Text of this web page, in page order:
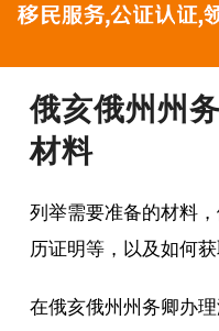
俄亥俄州州
材料
列举需要准备的材料
历证明等，以及如何
在俄亥俄州州务卿办